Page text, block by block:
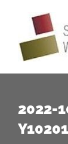
springen
2022-